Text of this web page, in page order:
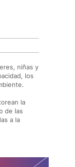
niñas y
los
la
de las
a la